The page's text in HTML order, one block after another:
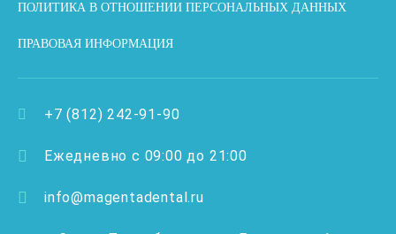
ПОЛИТИКА В ОТНОШЕНИИ ПЕРСОНАЛЬНЫХ ДАННЫХ
ПРАВОВАЯ ИНФОРМАЦИЯ
+7 (812) 242-91-90
Ежедневно с 09:00 до 21:00
info@magentadental.ru